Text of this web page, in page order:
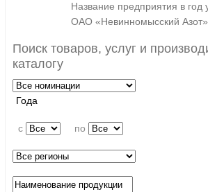
Название предприятия в год
ОАО «Невинномысский Азот»
Поиск товаров, услуг и
каталогу
Года
c по